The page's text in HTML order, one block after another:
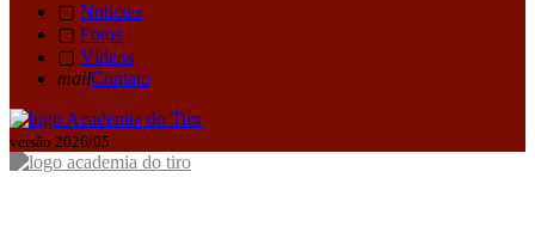
▢ Notícias
▢ Fotos
▢ Vídeos
mailContato
versão 2026/05